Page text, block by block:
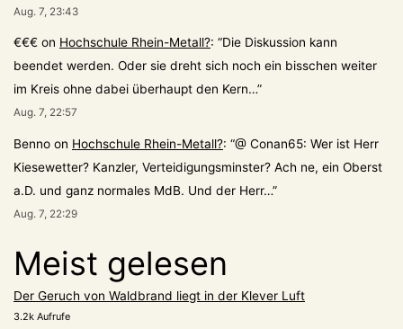
Aug. 7, 23:43
€€€ on Hochschule Rhein-Metall?: “Die Diskussion kann
beendet werden. Oder sie dreht sich noch ein bisschen weiter
im Kreis ohne dabei überhaupt den Kern…”
Aug. 7, 22:57
Benno on Hochschule Rhein-Metall?: “@ Conan65: Wer ist Herr
Kiesewetter? Kanzler, Verteidigungsminster? Ach ne, ein Oberst
a.D. und ganz normales MdB. Und der Herr…”
Aug. 7, 22:29
Meist gelesen
Der Geruch von Waldbrand liegt in der Klever Luft
3.2k Aufrufe